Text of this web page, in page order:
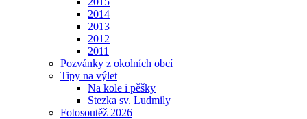
2014
2013
2012
2011
Pozvánky z okolních obcí
Tipy na výlet
Na kole i pěšky
Stezka sv. Ludmily
Fotosoutěž 2026